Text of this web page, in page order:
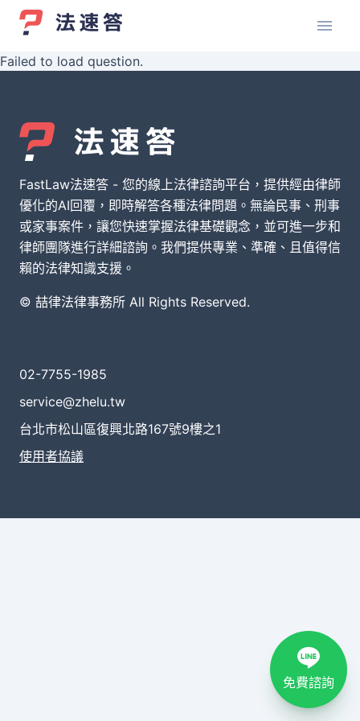
Failed to load question.
FastLaw法速答 - 您的線上法律諮詢平台，提供經由律師
優化的AI回覆，即時解答各種法律問題。無論民事、刑事
或家事案件，讓您快速掌握法律基礎觀念，並可進一步和
律師團隊進行詳細諮詢。我們提供專業、準確、且值得信
賴的法律知識支援。
© 喆律法律事務所 All Rights Reserved.
02-7755-1985
service@zhelu.tw
台北市松山區復興北路167號9樓之1
使用者協議
免費諮詢